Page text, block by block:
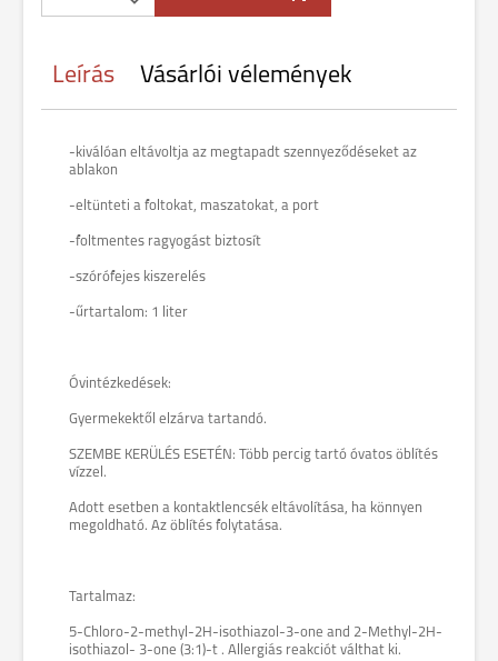
Leírás Vásárlói vélemények
-kiválóan eltávoltja az megtapadt szennyeződéseket az
ablakon
-eltünteti a foltokat, maszatokat, a port
-foltmentes ragyogást biztosít
-szórófejes kiszerelés
-űrtartalom: 1 liter
Óvintézkedések:
Gyermekektől elzárva tartandó.
SZEMBE KERÜLÉS ESETÉN: Több percig tartó óvatos öblítés
vízzel.
Adott esetben a kontaktlencsék eltávolítása, ha könnyen
megoldható. Az öblítés folytatása.
Tartalmaz:
5-Chloro-2-methyl-2H-isothiazol-3-one and 2-Methyl-2H-
isothiazol- 3-one (3:1)-t . Allergiás reakciót válthat ki.